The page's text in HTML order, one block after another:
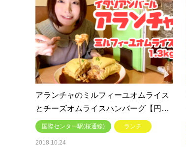
アランチャのミルフィーユオムライス
とチーズオムライスハンバーグ【円…
国際センター駅(桜通線) ランチ
2018.10.24